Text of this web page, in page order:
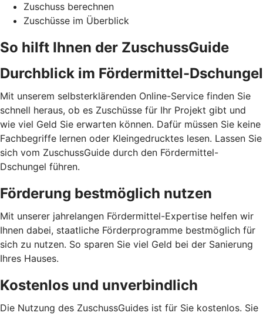
Zuschuss berechnen
Zuschüsse im Überblick
So hilft Ihnen der ZuschussGuide
Durchblick im Fördermittel-Dschungel
Mit unserem selbsterklärenden Online-Service finden Sie
schnell heraus, ob es Zuschüsse für Ihr Projekt gibt und
wie viel Geld Sie erwarten können. Dafür müssen Sie keine
Fachbegriffe lernen oder Kleingedrucktes lesen. Lassen Sie
sich vom ZuschussGuide durch den Fördermittel-
Dschungel führen.
Förderung bestmöglich nutzen
Mit unserer jahrelangen Fördermittel-Expertise helfen wir
Ihnen dabei, staatliche Förderprogramme bestmöglich für
sich zu nutzen. So sparen Sie viel Geld bei der Sanierung
Ihres Hauses.
Kostenlos und unverbindlich
Die Nutzung des ZuschussGuides ist für Sie kostenlos. Sie